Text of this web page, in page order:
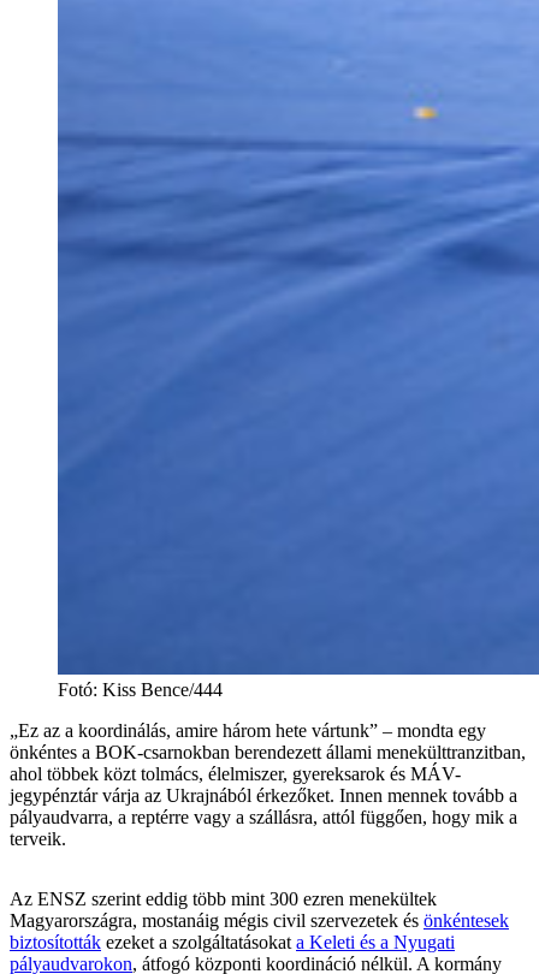
Fotó: Kiss Bence/444
„Ez az a koordinálás, amire három hete vártunk” – mondta egy
önkéntes a BOK-csarnokban berendezett állami menekülttranzitban,
ahol többek közt tolmács, élelmiszer, gyereksarok és MÁV-
jegypénztár várja az Ukrajnából érkezőket. Innen mennek tovább a
pályaudvarra, a reptérre vagy a szállásra, attól függően, hogy mik a
terveik.
Az ENSZ szerint eddig több mint 300 ezren menekültek
Magyarországra, mostanáig mégis civil szervezetek és önkéntesek
biztosították ezeket a szolgáltatásokata Keleti és a Nyugati
pályaudvarokon, átfogó központi koordináció nélkül. A kormány